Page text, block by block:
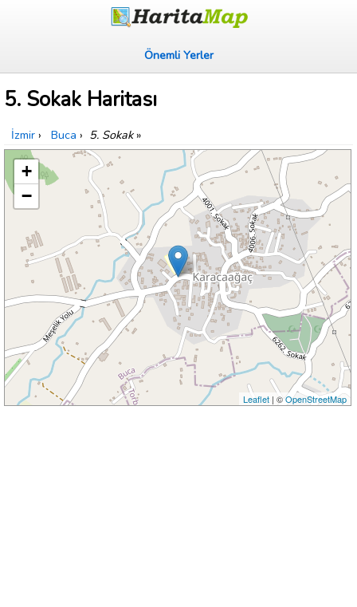
Önemli Yerler
5. Sokak Haritası
İzmir › Buca › 5. Sokak»
+
−
Leaflet| ©OpenStreetMap